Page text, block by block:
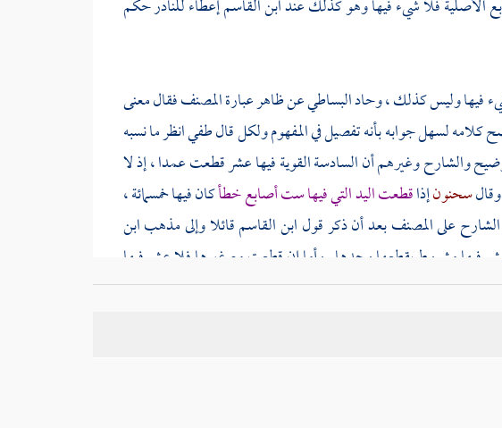
الأصلية فلا شيء فيها وهو كذلك عندابن القاسمإعطاء للنادر حكم
فيها وليس كذلك ، وحادالبساطيعن ظاهر عبارةالمصنففقال معنى
كلامه لسهل جوابه بأنه تفصيل في المفهوم ولكل قالطفيانظر ما نسبه
والشارح وغيرهم أن السادسة القوية فيها عشر قطعت عمدا ، إذ لا
سحنونإذاقطعت اليد التي فيها ست أصابع خطأكان فيها خمسمائة ،
علىالمصنفبعد أن ذكر قولابن القاسمقائلا وإلى مذهبابن
فيها مشروط بقطعها وحدها . وأما إن قطعت مع غيرها فلا عشر فيها
مع غيرها أو وحدها بشرط كونها قوية .
حكومة إن انفردت ومع اليد لا يزاد لها شيء وإن قطعت يده عمدا